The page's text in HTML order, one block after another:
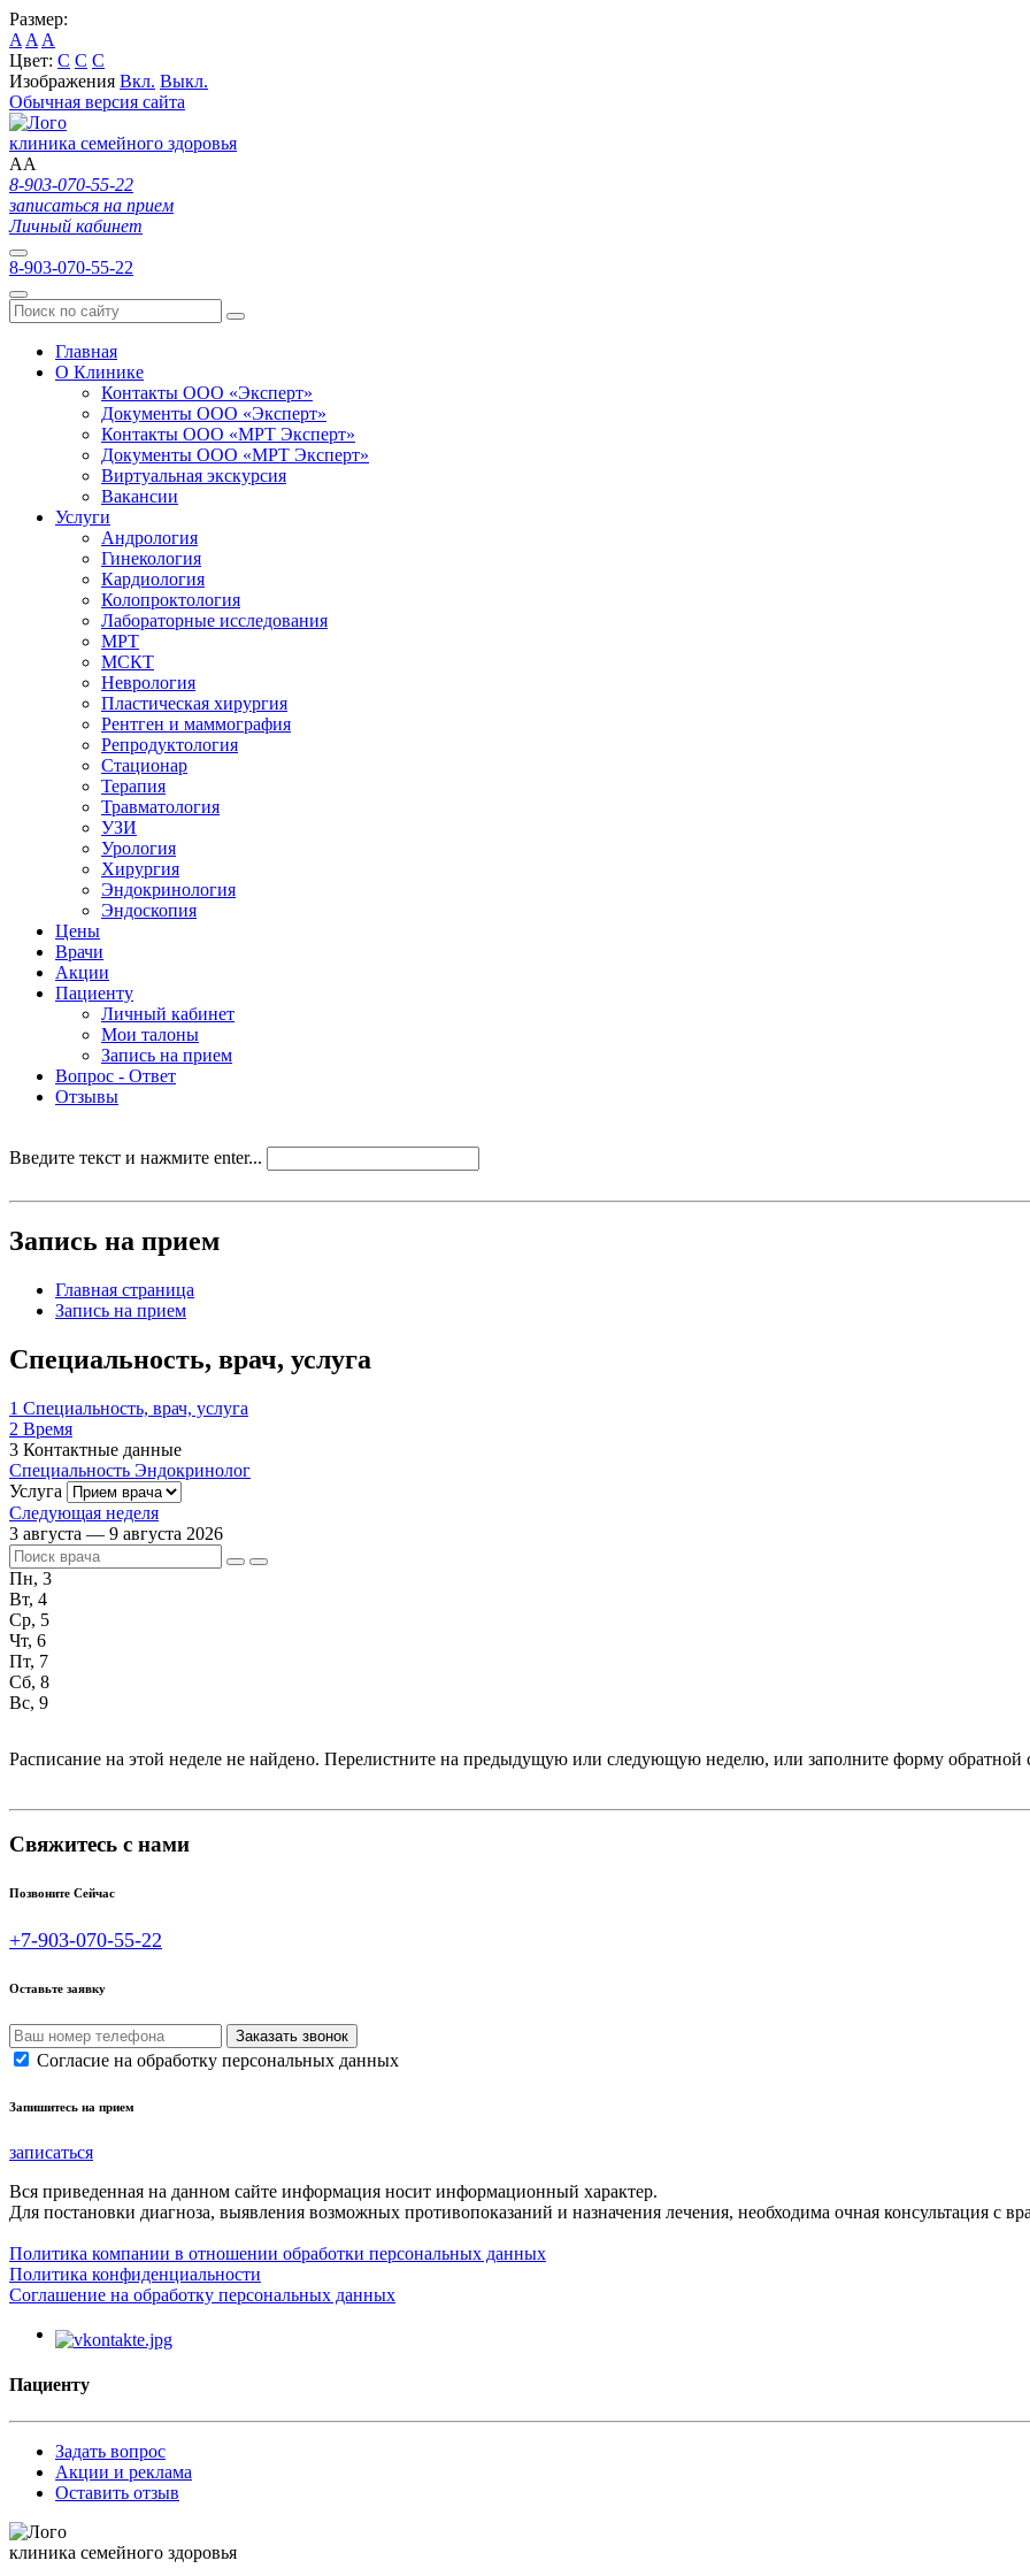
Размер:
A A A
Цвет: C C C
Изображения Вкл. Выкл.
Обычная версия сайта
клиника семейного здоровья
AA
8-903-070-55-22
записаться на прием
Личный кабинет
8-903-070-55-22
Главная
О Клинике
Контакты ООО «Эксперт»
Документы ООО «Эксперт»
Контакты ООО «МРТ Эксперт»
Документы ООО «МРТ Эксперт»
Виртуальная экскурсия
Вакансии
Услуги
Андрология
Гинекология
Кардиология
Колопроктология
Лабораторные исследования
МРТ
МСКТ
Неврология
Пластическая хирургия
Рентген и маммография
Репродуктология
Стационар
Терапия
Травматология
УЗИ
Урология
Хирургия
Эндокринология
Эндоскопия
Цены
Врачи
Акции
Пациенту
Личный кабинет
Мои талоны
Запись на прием
Вопрос - Ответ
Отзывы
Введите текст и нажмите enter...
Запись на прием
Главная страница
Запись на прием
Специальность, врач, услуга
1 Специальность, врач, услуга
2 Время
3 Контактные данные
Специальность Эндокринолог
Услуга
Следующая неделя
3 августа — 9 августа 2026
Пн, 3
Вт, 4
Ср, 5
Чт, 6
Пт, 7
Сб, 8
Вс, 9
Расписание на этой неделе не найдено. Перелистните на предыдущую или следующую неделю, или заполните форму обратной
Свяжитесь с нами
Позвоните Сейчас
+7-903-070-55-22
Оставьте заявку
Согласие на обработку персональных данных
Запишитесь на прием
записаться
Вся приведенная на данном сайте информация носит информационный характер.
Для постановки диагноза, выявления возможных противопоказаний и назначения лечения, необходима очная консультация с
Политика компании в отношении обработки персональных данных
Политика конфиденциальности
Соглашение на обработку персональных данных
Пациенту
Задать вопрос
Акции и реклама
Оставить отзыв
клиника семейного здоровья